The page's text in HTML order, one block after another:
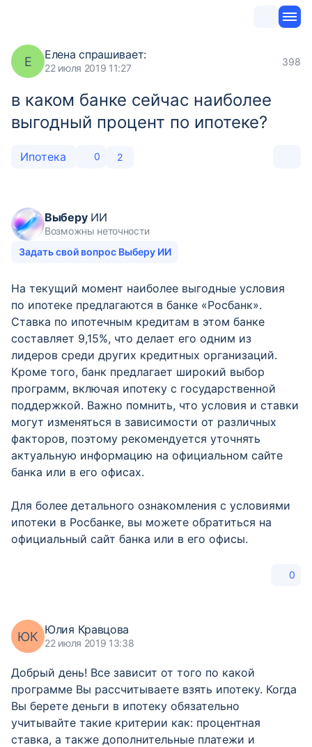
Е Елена спрашивает:
22 июля 2019 11:27
398
в каком банке сейчас наиболее
выгодный процент по ипотеке?
Ипотека 0 2
ВыберуИИ
Возможны неточности
Задать свой вопрос Выберу ИИ
На текущий момент наиболее выгодные условия
по ипотеке предлагаются в банке «Росбанк».
Ставка по ипотечным кредитам в этом банке
составляет 9,15%, что делает его одним из
лидеров среди других кредитных организаций.
Кроме того, банк предлагает широкий выбор
программ, включая ипотеку с государственной
поддержкой. Важно помнить, что условия и ставки
могут изменяться в зависимости от различных
факторов, поэтому рекомендуется уточнять
актуальную информацию на официальном сайте
банка или в его офисах.
Для более детального ознакомления с условиями
ипотеки в Росбанке, вы можете обратиться на
официальный сайт банка или в его офисы.
0
ЮК Юлия Кравцова
22 июля 2019 13:38
Добрый день! Все зависит от того по какой
программе Вы рассчитываете взять ипотеку. Когда
Вы берете деньги в ипотеку обязательно
учитывайте такие критерии как: процентная
ставка, а также дополнительные платежи и